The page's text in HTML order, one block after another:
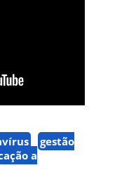
gestão
a